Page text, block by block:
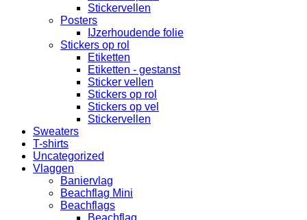
Stickervellen
Posters
IJzerhoudende folie
Stickers op rol
Etiketten
Etiketten - gestanst
Sticker vellen
Stickers op rol
Stickers op vel
Stickervellen
Sweaters
T-shirts
Uncategorized
Vlaggen
Baniervlag
Beachflag Mini
Beachflags
Beachflag